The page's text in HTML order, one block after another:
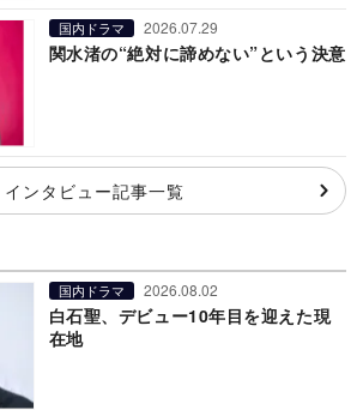
国内ドラマ 2026.07.29
関水渚の“絶対に諦めない”という決意
インタビュー記事一覧
国内ドラマ 2026.08.02
白石聖、デビュー10年目を迎えた現
在地